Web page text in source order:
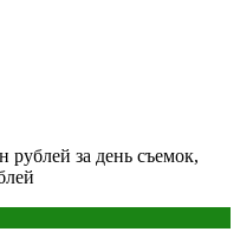
за день съемок,